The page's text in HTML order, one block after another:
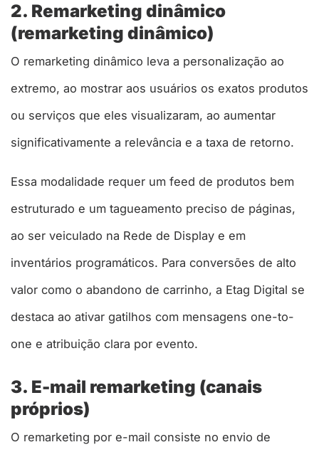
2. Remarketing dinâmico
(remarketing dinâmico)
O remarketing dinâmico leva a personalização ao
extremo, ao mostrar aos usuários os exatos produtos
ou serviços que eles visualizaram, ao aumentar
significativamente a relevância e a taxa de retorno.
Essa modalidade requer um feed de produtos bem
estruturado e um tagueamento preciso de páginas,
ao ser veiculado na Rede de Display e em
inventários programáticos. Para conversões de alto
valor como o abandono de carrinho, a Etag Digital se
destaca ao ativar gatilhos com mensagens one-to-
one e atribuição clara por evento.
3. E-mail remarketing (canais
próprios)
O remarketing por e-mail consiste no envio de